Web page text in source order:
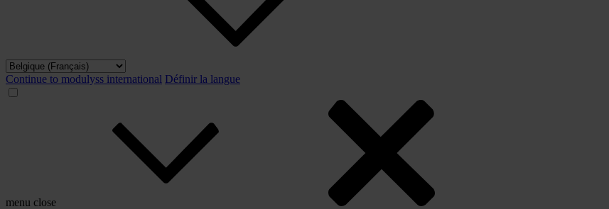
Continue to modulyss international Définir la langue
menu close